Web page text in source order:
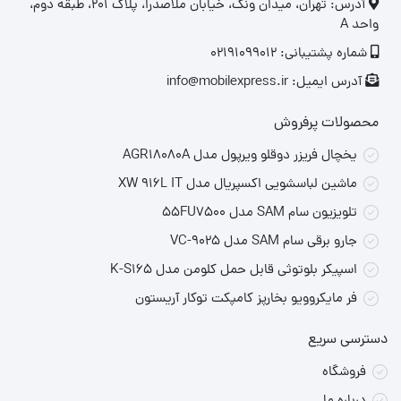
کاربری پیشنهادی: پایش سلامت، ورزش، مدیریت فعالیت روزانه
جدول مشخصات فنی Nothing CMF Watch Pro
مشخصه
توضیح
صفحه
نمایش
اندازه صفحه1.78 اینچ
باتری
اتصال
بلوتوث 5.2
حسگرها
مقاومت
‎آدرس: تهران، میدان ونک، خیابان ملاصدرا، پلاک ۲۰۱، طبقه دوم،
واحد A
شماره پشتیبانی: 02191099012
آدرس ایمیل: info@mobilexpress.ir
محصولات پرفروش
یخچال فریزر دوقلو ویرپول مدل AGR18080A
ماشین لباسشویی اکسپریال مدل XW 916L IT
تلویزیون سام SAM مدل 55FU7500
جارو برقی سام SAM مدل VC-9025
اسپیکر بلوتوثی قابل حمل کلومن مدل K-S165
فر مایکروویو بخارپز کامپکت توکار آریستون
دسترسی سریع
فروشگاه